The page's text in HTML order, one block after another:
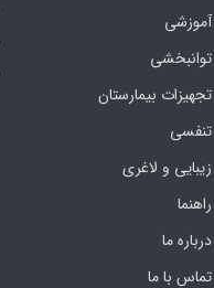
آموزشی
توانبخشی
تجهیزات بیمارستان
تنفسی
زیبایی و لاغری
راهنما
درباره ما
تماس با ما